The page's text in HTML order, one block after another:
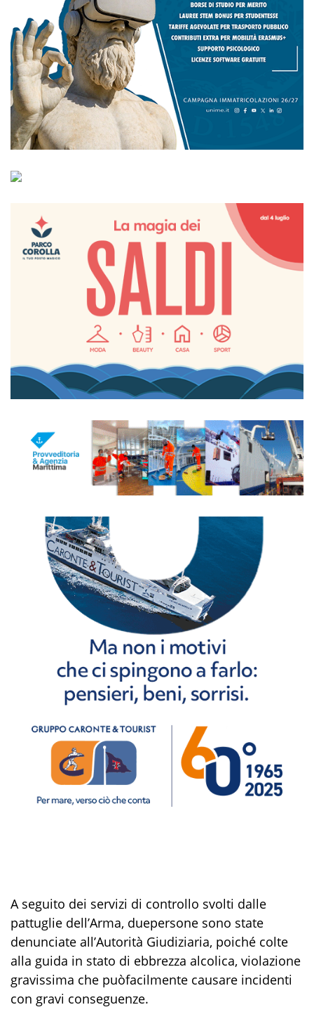
A seguito dei servizi di controllo svolti dalle
pattuglie dell’Arma, duepersone sono state
denunciate all’Autorità Giudiziaria, poiché colte
alla guida in stato di ebbrezza alcolica, violazione
gravissima che puòfacilmente causare incidenti
con gravi conseguenze.